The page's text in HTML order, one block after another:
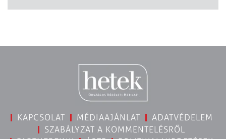
KAPCSOLAT MÉDIAAJÁNLAT
ADATVÉDELEM
SZABÁLYZAT A KOMMENTELÉSRŐL